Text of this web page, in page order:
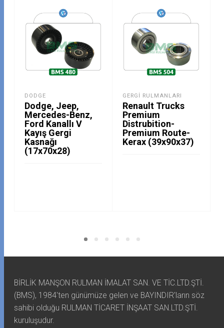
DODGE
Dodge, Jeep,
Mercedes-Benz,
Ford Kanallı V
Kayış Gergi
Kasnağı
(17x70x28)
GERGI RULMANLARI
Renault Trucks
Premium
Distrubition-
Premium Route-
Kerax (39x90x37)
BİRLİK MANŞON RULMAN İMALAT SAN. VE TİC.LTD.ŞTİ.
(BMS), 1984'ten günümüze gelen ve BAYINDIR'ların söz
sahibi olduğu RULMAN TİCARET İNŞAAT SAN.LTD.ŞTİ.
kuruluşudur.